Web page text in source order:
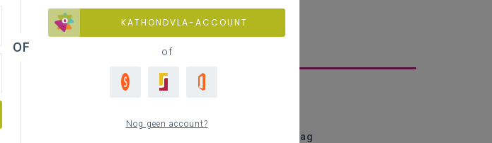
Afspraken
De aanpak van spijbelgedrag
om
zich daar dan ook niet
We hopen dat
van
KATHONDVLA-ACCOUNT
of
Nog geen account?